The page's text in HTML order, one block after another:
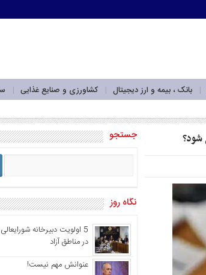
بانک ، بیمه و ارز دیجیتال کشاورزی و صنایع غذایی
جستجو
نگاه روز
5 اولویت دبیرخانه
در مناطق آزاد
عنوانش مهم نیست!